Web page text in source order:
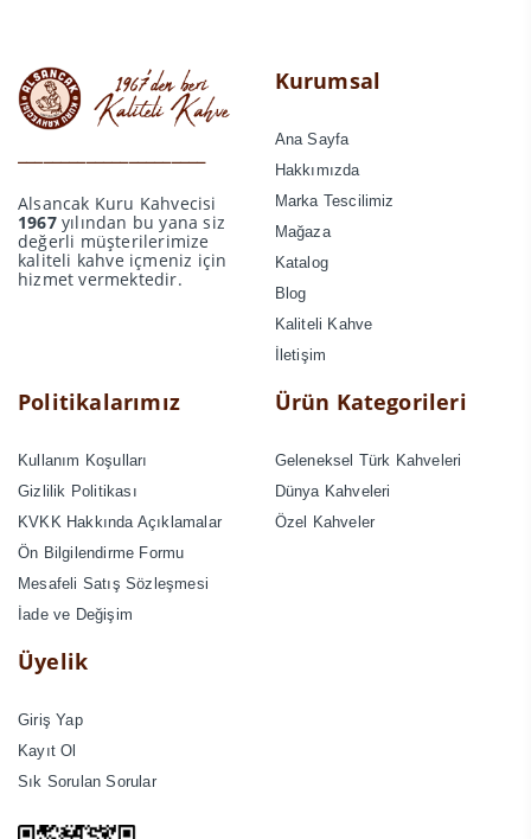
Alsancak Kuru Kahvecisi
1967yılından bu yana siz
değerli müşterilerimize
kaliteli kahve içmeniz için
hizmet vermektedir.
Kurumsal
Ana Sayfa
Hakkımızda
Marka Tescilimiz
Mağaza
Katalog
Blog
Kaliteli Kahve
İletişim
Politikalarımız
Kullanım Koşulları
Gizlilik Politikası
KVKK Hakkında Açıklamalar
Ön Bilgilendirme Formu
Mesafeli Satış Sözleşmesi
İade ve Değişim
Ürün Kategorileri
Geleneksel Türk Kahveleri
Dünya Kahveleri
Özel Kahveler
Üyelik
Giriş Yap
Kayıt Ol
Sık Sorulan Sorular